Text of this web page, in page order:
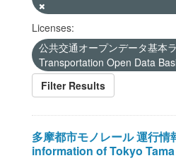
Licenses:
公共交通オープンデータ基本
Transportation Open Data
Filter Results
多摩都市モノレール 運行
information of Tokyo